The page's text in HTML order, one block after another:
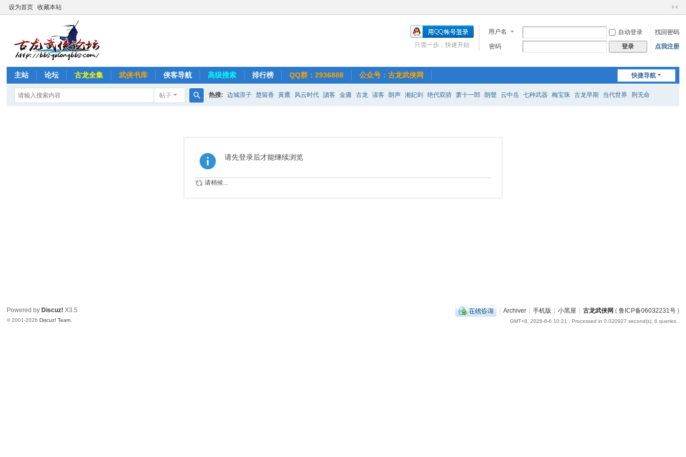
设为首页 收藏本站
切
到
窄
用户名 自动登录
找回密码
密码
登录 点我注册
只需一步，快速开始
快捷导航
主站 论坛 古龙全集 武侠书库 侠客导航 高级搜索 排行榜 QQ群：2936888 公众号：古龙武侠网
帖子 热搜: 边城浪子 楚留香 黃鷹 风云时代 讀客 金庸 古龙 读客 朗声 湘妃剑 绝代双骄 萧十一郎 朗聲 云中岳 七种武器 梅宝珠 古龙早期 当代世界 荆无命
请先登录后才能继续浏览
请稍候...
| Archiver | 手机版 | 小黑屋 | 古龙武侠网 ( 鲁ICP备06032231号)
GMT+8, 2026-8-6 10:21 , Processed in 0.020927 second(s), 6 queries .
Powered by Discuz! X3.5
© 2001-2026Discuz! Team